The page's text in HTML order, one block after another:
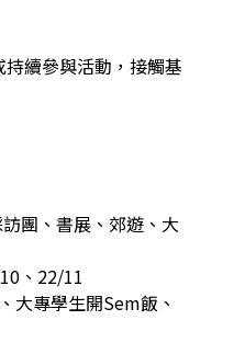
續參與活動，接觸基
團、書展、郊遊、大
、22/11
大專學生開Sem飯、